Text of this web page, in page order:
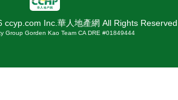
Inc.華人地產網 All Rights Reserved
Group Gorden Kao Team CA DRE #01849444